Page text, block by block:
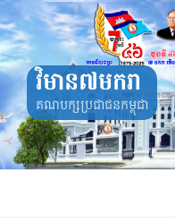
Skip
to
content
វិមាន៧មករា
គណបក្សប្រជាជនកម្ពុជា